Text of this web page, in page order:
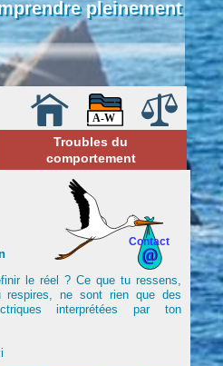
pleinement
Troubles du
comportement
Contact
le réel ? Ce que tu ressens,
respires, ne sont rien que des
interprétées par ton